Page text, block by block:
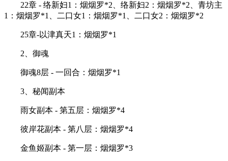
22章 - 络新妇1：烟烟罗*2、络新妇2：烟烟罗*2、青坊主
1：烟烟罗*1、二口女1：烟烟罗*1、二口女2：烟烟罗*2
25章-以津真天1：烟烟罗*1
2、御魂
御魂8层 - 一回合：烟烟罗*1
3、秘闻副本
雨女副本 - 第五层：烟烟罗*4
彼岸花副本 - 第八层：烟烟罗*4
金鱼姬副本 - 第一层：烟烟罗*3